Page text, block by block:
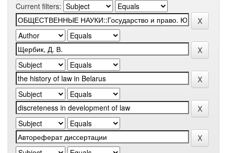
Current filters: